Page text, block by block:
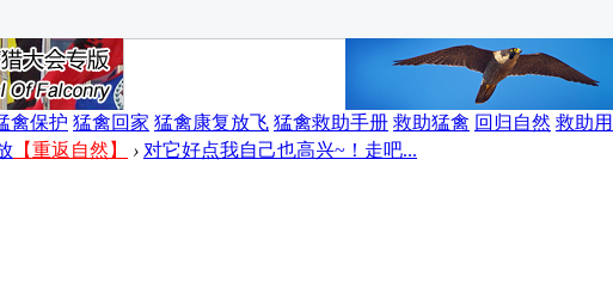
禽保护 猛禽回家 猛禽康复放飞 猛禽救助手册 救助猛禽 回归自然 救助
【重返自然】 › 对它好点我自己也高兴~！走吧...